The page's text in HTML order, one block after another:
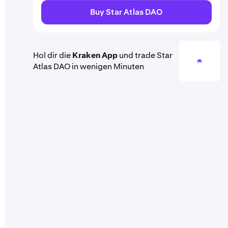
Buy Star Atlas DAO
Hol dir dieKraken Appund trade Star
Atlas DAO in wenigen Minuten